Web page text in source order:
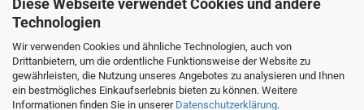
Technologien
Wir verwenden Cookies und ähnliche Technologien, auch von
Drittanbietern, um die ordentliche Funktionsweise der Website zu
gewährleisten, die Nutzung unseres Angebotes zu analysieren und Ihnen
ein bestmögliches Einkaufserlebnis bieten zu können. Weitere
Informationen finden Sie in unserer Datenschutzerklärung.